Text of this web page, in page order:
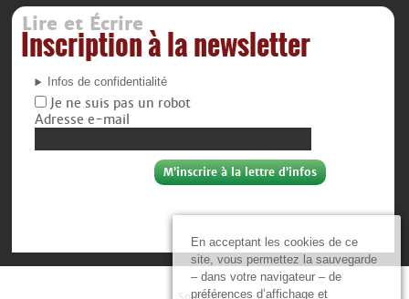
En acceptant les cookies de ce
site, vous permettez la sauvegarde
– dans votre navigateur – de
préférences d’affichage et
Lire et Écrire
Inscription à la newsletter
Infos de confidentialité
Je ne suis pas un robot
Adresse e-mail